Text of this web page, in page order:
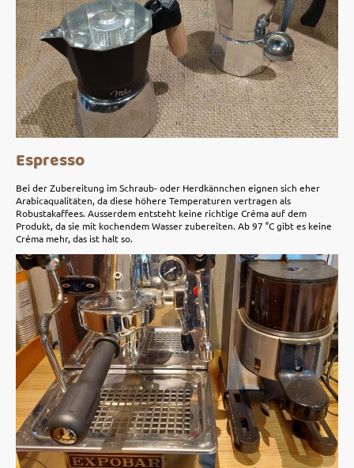
Espresso
Bei der Zubereitung im Schraub- oder Herdkännchen eignen sich eher
Arabicaqualitäten, da diese höhere Temperaturen vertragen als
Robustakaffees. Ausserdem entsteht keine richtige Créma auf dem
Produkt, da sie mit kochendem Wasser zubereiten. Ab 97 °C gibt es keine
Créma mehr, das ist halt so.